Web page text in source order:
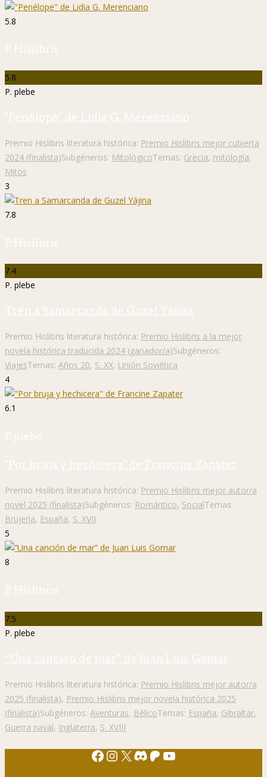
5.8
P. Hislibris
5.8
P. plebe
"Penélope" de Lidia G. Merenciano
Premio Hislibris literatura histórica: Premio Hislibris mejor cubierta
2024 (finalista)Subgéneros: MitológicoTemas: Grecia, mitología,
Mitos
3
7.8
P. Hislibris
7.4
P. plebe
Tren a Samarcanda de Guzel Yájina
Premio Hislibris literatura histórica: Premio Hislibris a la mejor
novela histórica traducida 2024 (ganador/a)Subgéneros:
ViajesTemas: Años 20, S. XX, Unión Soviética
4
6.1
P. plebe
"Por bruja y hechicera" de Francine Zapater
Premio Hislibris literatura histórica: Premio Hislibris mejor autor/a
novel 2025 (finalista)Subgéneros: Romántico, SocialTemas:
Brujería, España, S. XVII
5
8
P. Hislibris
7.5
P. plebe
“Una canción de mar” de Juan Luis Gomar
Premio Hislibris literatura histórica: Premio Hislibris mejor autor/a
2025 (finalista), Premio Hislibris mejor novela histórica 2025
(finalista)Subgéneros: Aventuras, BélicoTemas: España, Gibraltar,
Guerra naval, Inglaterra, S. XVIII
Facebook
Instagram
X Discord
Patreon
YouTube